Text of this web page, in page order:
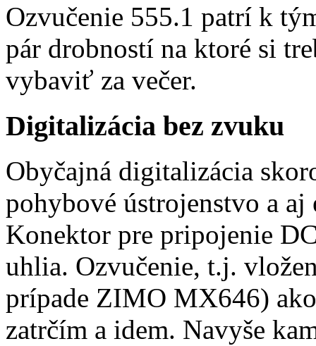
Ozvučenie 555.1 patrí k
pár drobností na ktoré si
vybaviť za večer.
Digitalizácia bez zvuku
Obyčajná digitalizácia
pohybové ústrojenstvo a
Konektor pre pripojenie
uhlia. Ozvučenie, t.j.
prípade ZIMO MX646)
zatrčím a idem. Navyše